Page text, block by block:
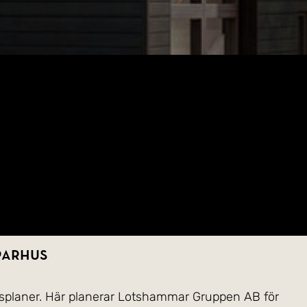
Här planerar Lotshammar Gruppen AB för